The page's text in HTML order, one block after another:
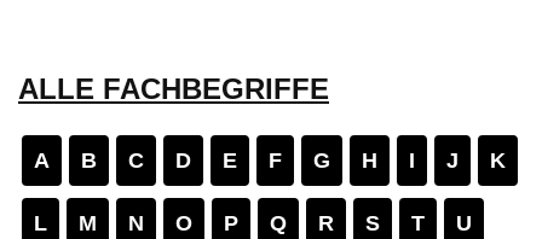
ALLE FACHBEGRIFFE
A B C D E F G H I J K
L M N O P Q R S T U